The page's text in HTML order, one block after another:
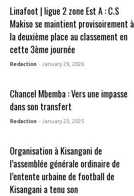
Linafoot | ligue 2 zone Est A : C.S
Makiso se maintient provisoirement à
la deuxième place au classement en
cette 3ème journée
Redaction - January 29, 2026
Chancel Mbemba : Vers une impasse
dans son transfert
Redaction - January 23, 2025
Organisation à Kisangani de
l’assemblée générale ordinaire de
l’entente urbaine de football de
Kisangani a tenu son